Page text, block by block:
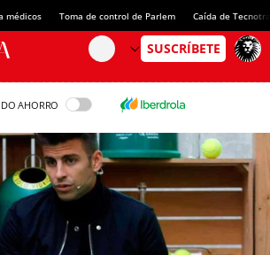
médicos Toma de control de Parlem Caída de
AHORRO